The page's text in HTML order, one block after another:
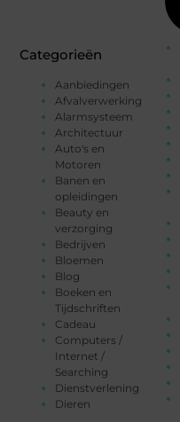
Categorieën
Aanbiedingen
Afvalverwerking
Alarmsysteem
Architectuur
Auto's en
Motoren
Banen en
opleidingen
Beauty en
verzorging
Bedrijven
Bloemen
Blog
Boeken en
Tijdschriften
Cadeau
Computers /
Internet /
Searching
Dienstverlening
Dieren